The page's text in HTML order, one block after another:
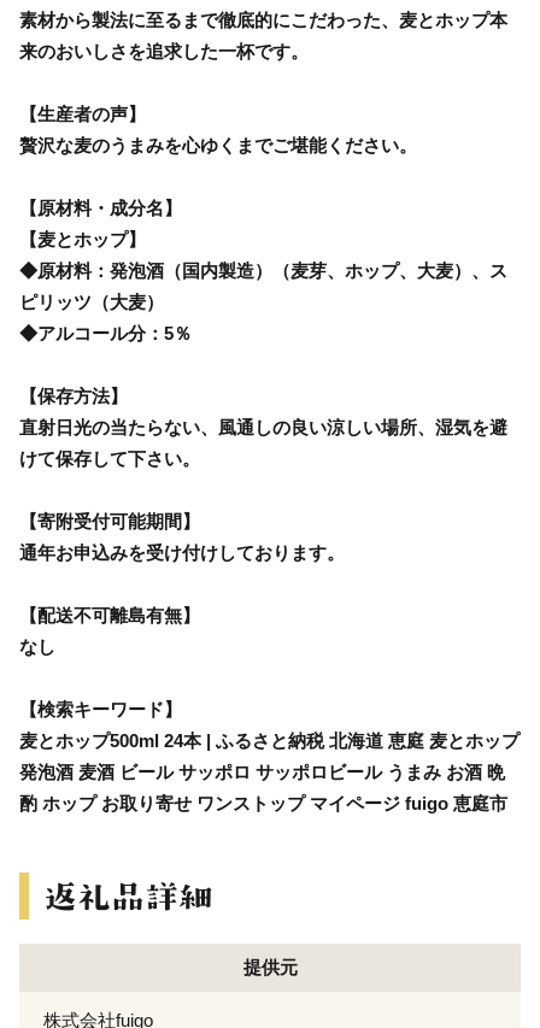
素材から製法に至るまで徹底的にこだわった、麦とホップ本
来のおいしさを追求した一杯です。
【生産者の声】
贅沢な麦のうまみを心ゆくまでご堪能ください。
【原材料・成分名】
【麦とホップ】
◆原材料：発泡酒（国内製造）（麦芽、ホップ、大麦）、ス
ピリッツ（大麦）
◆アルコール分：5％
【保存方法】
直射日光の当たらない、風通しの良い涼しい場所、湿気を避
けて保存して下さい。
【寄附受付可能期間】
通年お申込みを受け付けしております。
【配送不可離島有無】
なし
【検索キーワード】
麦とホップ500ml 24本 | ふるさと納税 北海道 恵庭 麦とホップ
発泡酒 麦酒 ビール サッポロ サッポロビール うまみ お酒 晩
酌 ホップ お取り寄せ ワンストップ マイページ fuigo 恵庭市
提供元
株式会社fuigo